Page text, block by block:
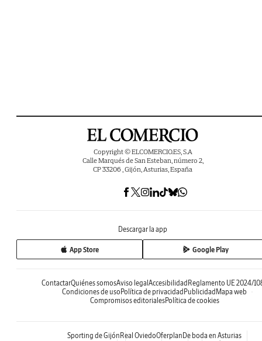
Copyright © ELCOMERCIO.ES, S.A
Calle Marqués de San Esteban, número 2,
CP 33206 , Gijón, Asturias, España
Descargar la app
App Store Google Play
ContactarQuiénes somosAviso legal Accesibilidad Reglamento UE 2024/
Condiciones de uso Política de privacidad Publicidad Mapa web
Compromisos editorialesPolítica de cookies
Sporting de Gijón Real OviedoOferplan De boda en Asturias